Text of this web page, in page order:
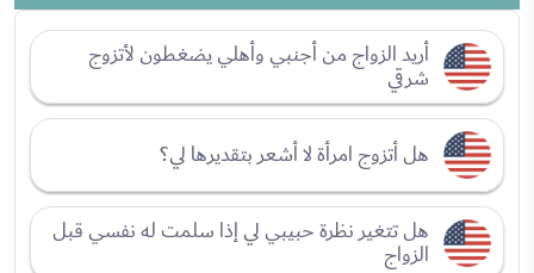
أريد الزواج من أجنبي وأهلي يضغطون لأتزوج
شرقي
هل أتزوج امرأة لا أشعر بتقديرها لي؟
هل تتغير نظرة حبيبي لي إذا سلمت له نفسي قبل
الزواج